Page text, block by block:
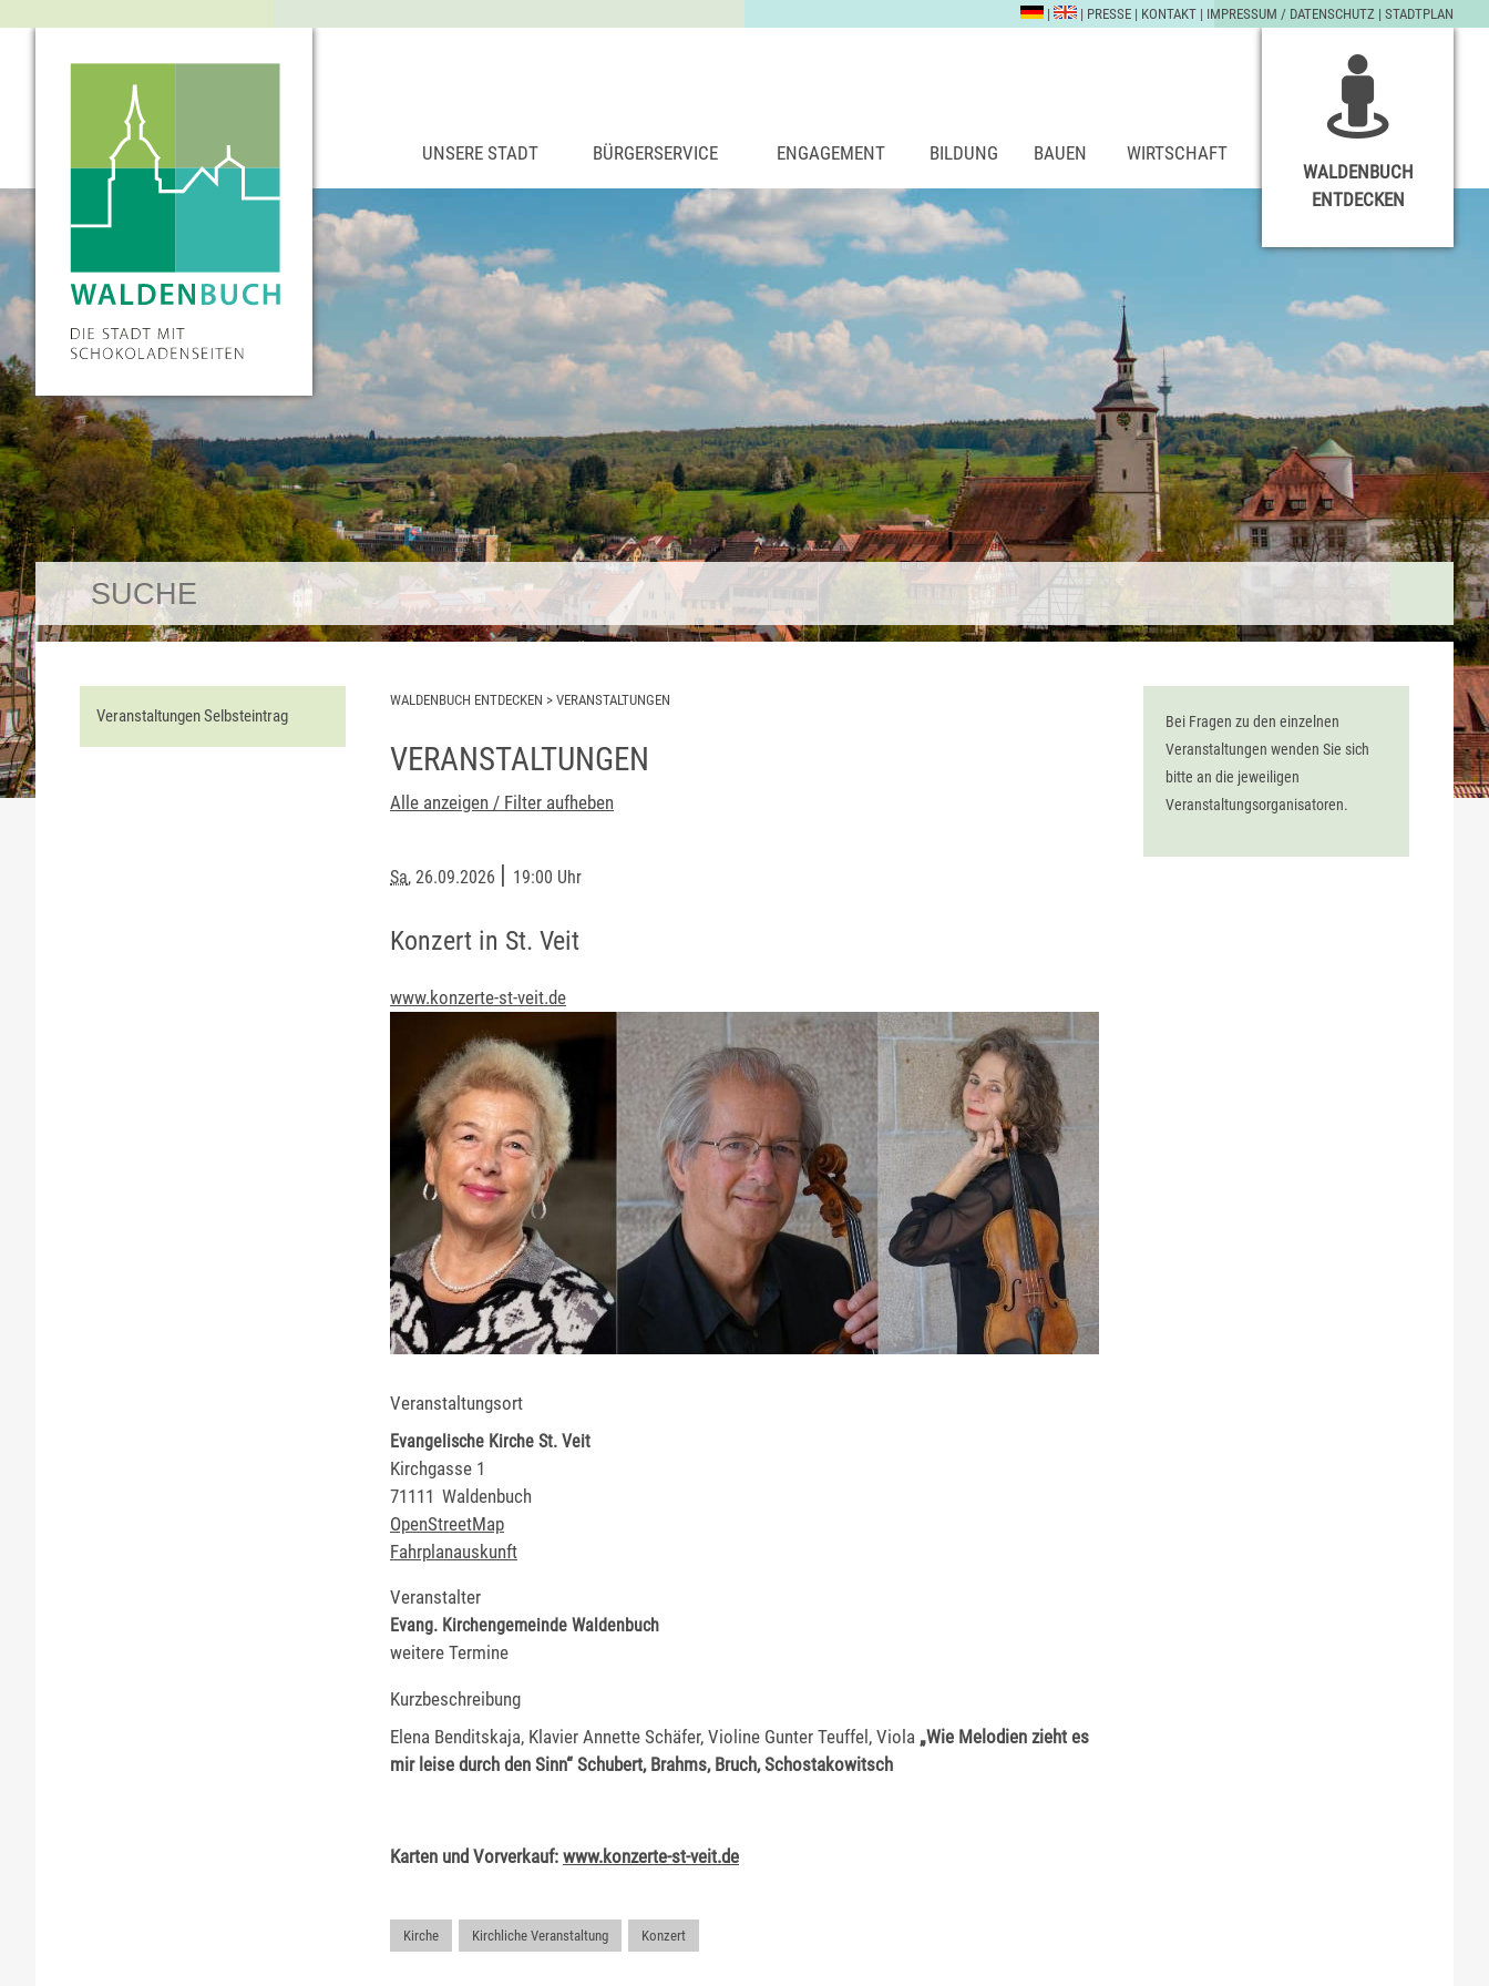
| | PRESSE | KONTAKT | IMPRESSUM / DATENSCHUTZ | STADTPLAN
UNSERE STADT BÜRGERSERVICE ENGAGEMENT BILDUNG BAUEN
WIRTSCHAFT
WALDENBUCH
ENTDECKEN
Veranstaltungen Selbsteintrag
WALDENBUCH ENTDECKEN > VERANSTALTUNGEN
VERANSTALTUNGEN
Alle anzeigen / Filter aufheben
Sa, 26.09.2026 | 19:00 Uhr
Konzert in St. Veit
www.konzerte-st-veit.de
Veranstaltungsort
Evangelische Kirche St. Veit
Kirchgasse 1
71111 Waldenbuch
OpenStreetMap
Fahrplanauskunft
Veranstalter
Evang. Kirchengemeinde Waldenbuch
weitere Termine
Kurzbeschreibung
Elena Benditskaja, Klavier Annette Schäfer, Violine Gunter Teuffel, Viola „Wie Melodien zieht es
mir leise durch den Sinn“ Schubert, Brahms, Bruch, Schostakowitsch
Karten und Vorverkauf: www.konzerte-st-veit.de
Kirche Kirchliche Veranstaltung Konzert
Bei Fragen zu den einzelnen
Veranstaltungen wenden Sie sich
bitte an die jeweiligen
Veranstaltungsorganisatoren.